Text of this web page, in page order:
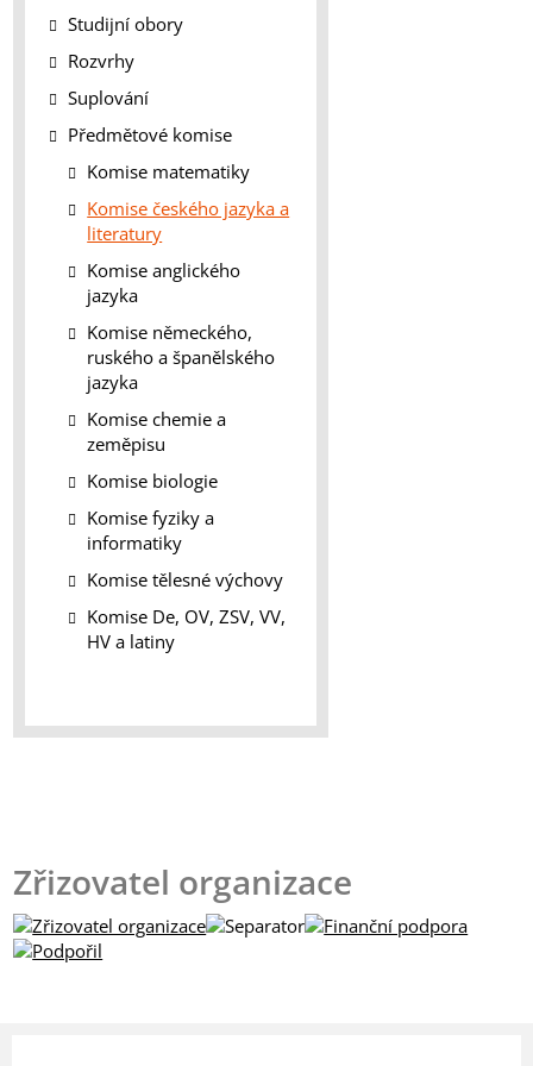
Studijní obory
Rozvrhy
Suplování
Předmětové komise
Komise matematiky
Komise českého jazyka a
literatury
Komise anglického
jazyka
Komise německého,
ruského a španělského
jazyka
Komise chemie a
zeměpisu
Komise biologie
Komise fyziky a
informatiky
Komise tělesné výchovy
Komise De, OV, ZSV, VV,
HV a latiny
Zřizovatel organizace